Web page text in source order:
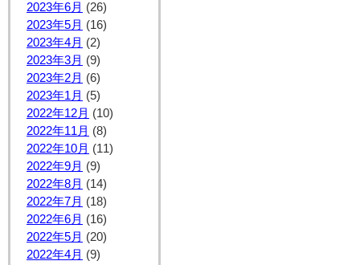
2023年6月 (26)
2023年5月 (16)
2023年4月 (2)
2023年3月 (9)
2023年2月 (6)
2023年1月 (5)
2022年12月 (10)
2022年11月 (8)
2022年10月 (11)
2022年9月 (9)
2022年8月 (14)
2022年7月 (18)
2022年6月 (16)
2022年5月 (20)
2022年4月 (9)